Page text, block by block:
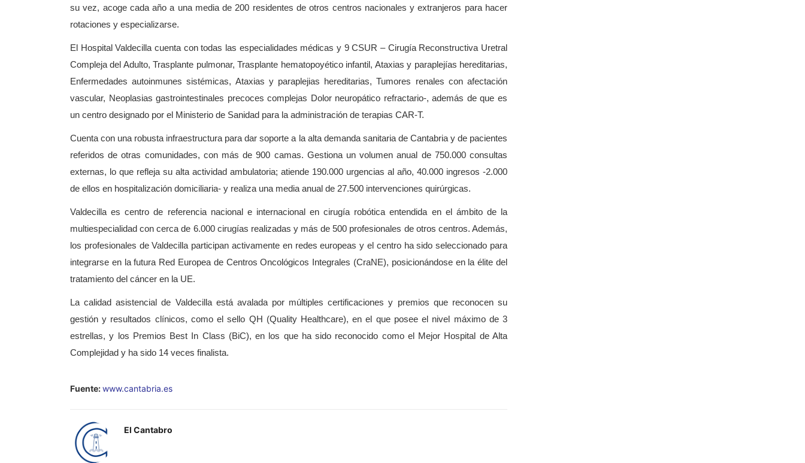
su vez, acoge cada año a una media de 200 residentes de otros centros nacionales y extranjeros para hacer
rotaciones y especializarse.
El Hospital Valdecilla cuenta con todas las especialidades médicas y 9 CSUR – Cirugía Reconstructiva Uretral
Compleja del Adulto, Trasplante pulmonar, Trasplante hematopoyético infantil, Ataxias y paraplejías hereditarias,
Enfermedades autoinmunes sistémicas, Ataxias y paraplejias hereditarias, Tumores renales con afectación
vascular, Neoplasias gastrointestinales precoces complejas Dolor neuropático refractario-, además de que es
un centro designado por el Ministerio de Sanidad para la administración de terapias CAR-T.
Cuenta con una robusta infraestructura para dar soporte a la alta demanda sanitaria de Cantabria y de pacientes
referidos de otras comunidades, con más de 900 camas. Gestiona un volumen anual de 750.000 consultas
externas, lo que refleja su alta actividad ambulatoria; atiende 190.000 urgencias al año, 40.000 ingresos -2.000
de ellos en hospitalización domiciliaria- y realiza una media anual de 27.500 intervenciones quirúrgicas.
Valdecilla es centro de referencia nacional e internacional en cirugía robótica entendida en el ámbito de la
multiespecialidad con cerca de 6.000 cirugías realizadas y más de 500 profesionales de otros centros. Además,
los profesionales de Valdecilla participan activamente en redes europeas y el centro ha sido seleccionado para
integrarse en la futura Red Europea de Centros Oncológicos Integrales (CraNE), posicionándose en la élite del
tratamiento del cáncer en la UE.
La calidad asistencial de Valdecilla está avalada por múltiples certificaciones y premios que reconocen su
gestión y resultados clínicos, como el sello QH (Quality Healthcare), en el que posee el nivel máximo de 3
estrellas, y los Premios Best In Class (BiC), en los que ha sido reconocido como el Mejor Hospital de Alta
Complejidad y ha sido 14 veces finalista.
Fuente:www.cantabria.es
El Cantabro